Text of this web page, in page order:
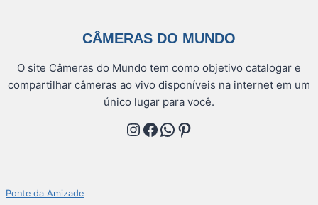
CÂMERAS DO MUNDO
O site Câmeras do Mundo tem como objetivo catalogar e
compartilhar câmeras ao vivo disponíveis na internet em um
único lugar para você.
Instagram
Facebook
WhatsApp
Pinterest
Ponte da Amizade